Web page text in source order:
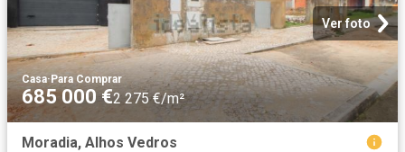
Ver foto
Casa· Para Comprar
685 000 €2 275 €/m²
Moradia, Alhos Vedros